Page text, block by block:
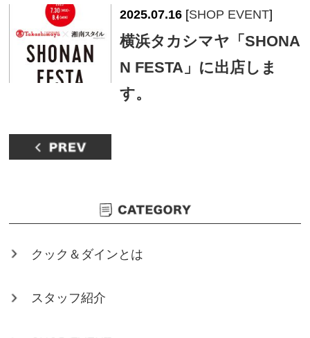
2025.07.16 [SHOP EVENT]
横浜タカシマヤ「SHONA
N FESTA」に出店しま
す。
クック＆ダインとは
スタッフ紹介